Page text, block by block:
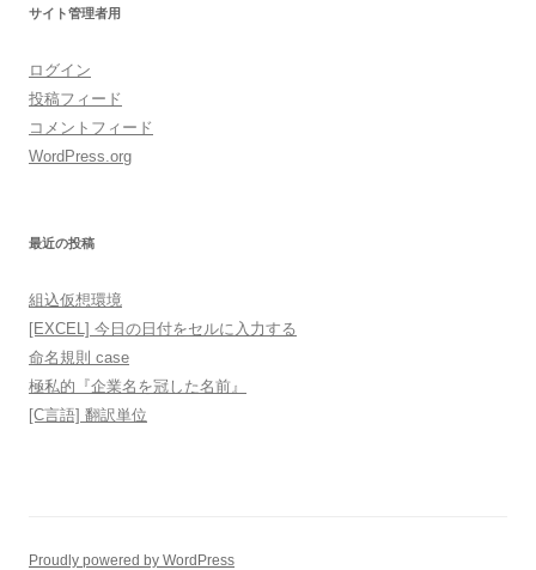
サイト管理者用
ログイン
投稿フィード
コメントフィード
WordPress.org
最近の投稿
組込仮想環境
[EXCEL] 今日の日付をセルに入力する
命名規則 case
極私的『企業名を冠した名前』
[C言語] 翻訳単位
Proudly powered by WordPress